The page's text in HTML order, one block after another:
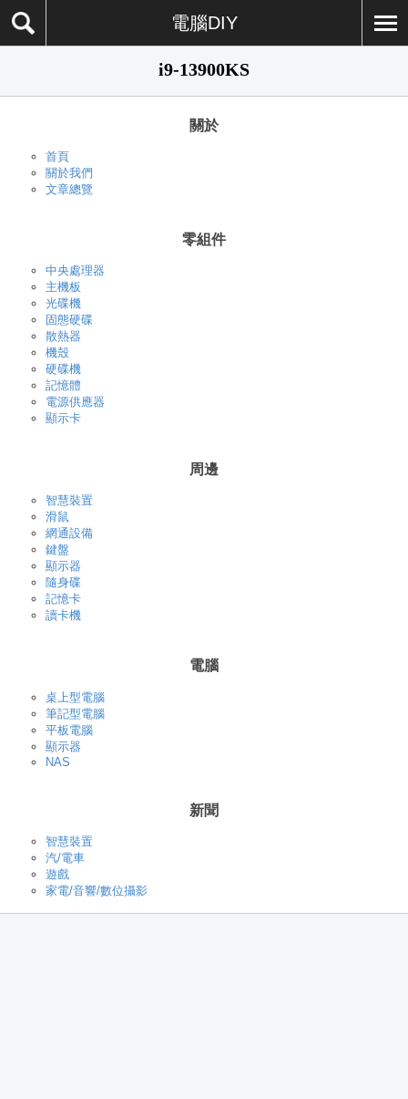
電腦DIY
i9-13900KS
關於
首頁
關於我們
文章總覽
零組件
中央處理器
主機板
光碟機
固態硬碟
散熱器
機殼
硬碟機
記憶體
電源供應器
顯示卡
周邊
智慧裝置
滑鼠
網通設備
鍵盤
顯示器
隨身碟
記憶卡
讀卡機
電腦
桌上型電腦
筆記型電腦
平板電腦
顯示器
NAS
新聞
智慧裝置
汽/電車
遊戲
家電/音響/數位攝影